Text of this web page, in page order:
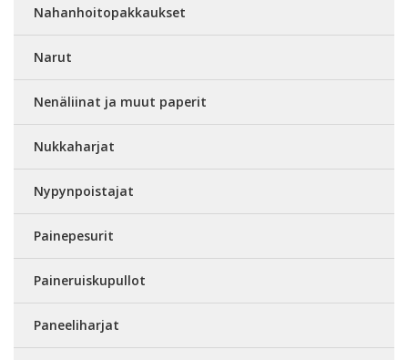
Nahanhoitopakkaukset
Narut
Nenäliinat ja muut paperit
Nukkaharjat
Nypynpoistajat
Painepesurit
Paineruiskupullot
Paneeliharjat